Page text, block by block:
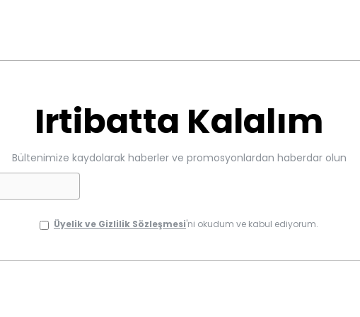
Irtibatta Kalalım
Bültenimize kaydolarak haberler ve promosyonlardan haberdar olun
Üyelik ve Gizlilik Sözleşmesi'ni okudum ve kabul ediyorum.